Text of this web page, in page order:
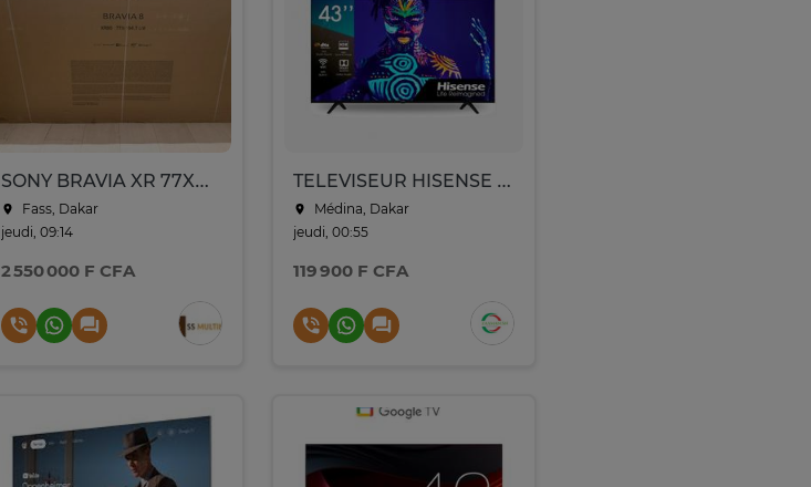
SONY BRAVIA XR 77XR80 – 77 pouces – OLED 4K – Neuve
Fass, Dakar
jeudi, 09:14
2 550 000 F CFA
TELEVISEUR HISENSE 43" LED SMART VIDAA 4K 43A4Q
Médina, Dakar
jeudi, 00:55
119 900 F CFA